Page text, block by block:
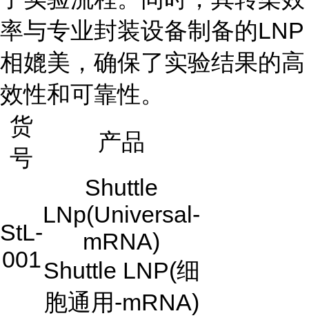
率与专业封装设备制备的LNP
相媲美，确保了实验结果的高
效性和可靠性。
货
号
产品
StL-
001
Shuttle
LNp(Universal-
mRNA)
Shuttle LNP(细
胞通用-mRNA)